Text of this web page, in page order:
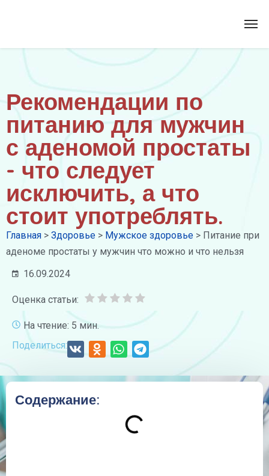
Рекомендации по
питанию для мужчин
с аденомой простаты
- что следует
исключить, а что
стоит употреблять.
Главная > Здоровье > Мужское здоровье > Питание при
аденоме простаты у мужчин что можно и что нельзя
16.09.2024
Оценка статьи:
На чтение: 5 мин.
Поделиться:
Содержание: